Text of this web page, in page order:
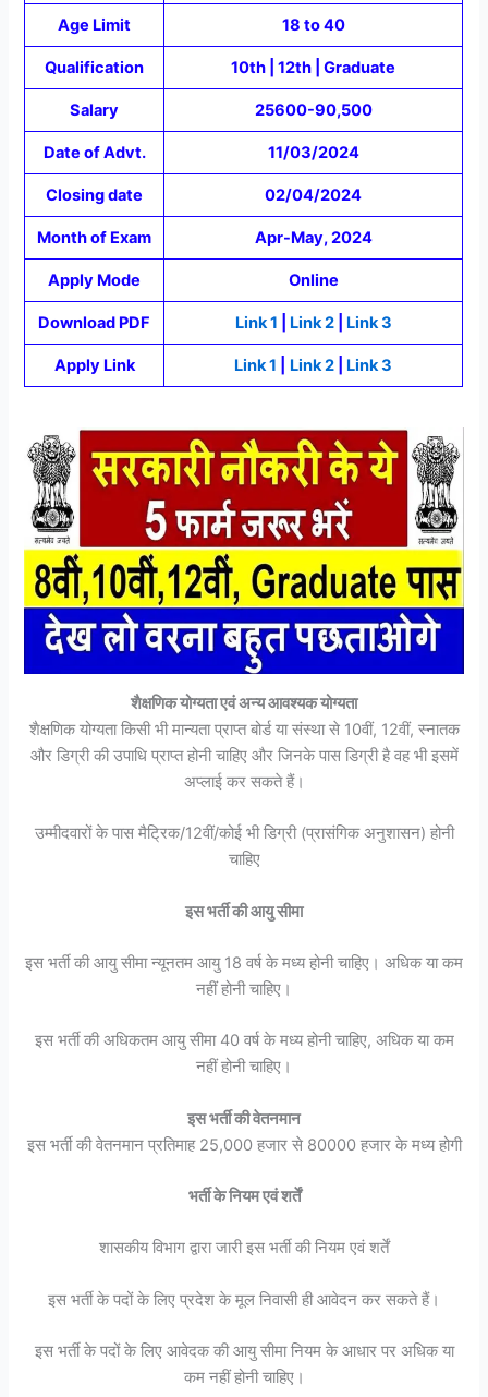
Age Limit 18 to 40
Qualification 10th | 12th | Graduate
Salary 25600-90,500
Date of Advt. 11/03/2024
Closing date 02/04/2024
Month of Exam Apr-May, 2024
Apply Mode Online
Download PDF Link 1 Link 2| Link 3
Apply Link Link 1 Link 2 Link 3
शैक्षणिक योग्यता एवं अन्य आवश्यक योग्यता
शैक्षणिक योग्यता किसी भी मान्यता प्राप्त बोर्ड या संस्था से 10वीं, 12वीं, स्नातक
और डिग्री की उपाधि प्राप्त होनी चाहिए और जिनके पास डिग्री है वह भी इसमें
अप्लाई कर सकते हैं।
उम्मीदवारों के पास मैट्रिक/12वीं/कोई भी डिग्री (प्रासंगिक अनुशासन) होनी
चाहिए
इस भर्ती की आयु सीमा
इस भर्ती की आयु सीमा न्यूनतम आयु 18 वर्ष के मध्य होनी चाहिए। अधिक या कम
नहीं होनी चाहिए।
इस भर्ती की अधिकतम आयु सीमा 40 वर्ष के मध्य होनी चाहिए, अधिक या कम
नहीं होनी चाहिए।
इस भर्ती की वेतनमान
इस भर्ती की वेतनमान प्रतिमाह 25,000 हजार से 80000 हजार के मध्य होगी
भर्ती के नियम एवं शर्तें
शासकीय विभाग द्वारा जारी इस भर्ती की नियम एवं शर्तें
इस भर्ती के पदों के लिए प्रदेश के मूल निवासी ही आवेदन कर सकते हैं।
इस भर्ती के पदों के लिए आवेदक की आयु सीमा नियम के आधार पर अधिक या
कम नहीं होनी चाहिए।